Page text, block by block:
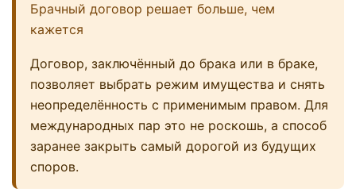
Брачный договор решает больше, чем
кажется
Договор, заключённый до брака или в браке,
позволяет выбрать режим имущества и снять
неопределённость с применимым правом. Для
международных пар это не роскошь, а способ
заранее закрыть самый дорогой из будущих
споров.